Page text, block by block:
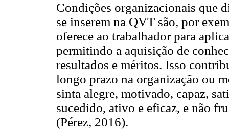
Condições organizacionais que
se inserem na QVT são, por
oferece ao trabalhador para
permitindo a aquisição de
resultados e méritos. Isso
longo prazo na organização ou
sinta alegre, motivado, capaz,
sucedido, ativo e eficaz, e não
(Pérez, 2016).